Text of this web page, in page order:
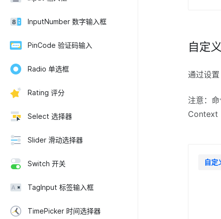
InputNumber 数字输入框
PinCode 验证码输入
Radio 单选框
Rating 评分
Select 选择器
Slider 滑动选择器
Switch 开关
TagInput 标签输入框
TimePicker 时间选择器
自定
通过设
注意：
Context
自定